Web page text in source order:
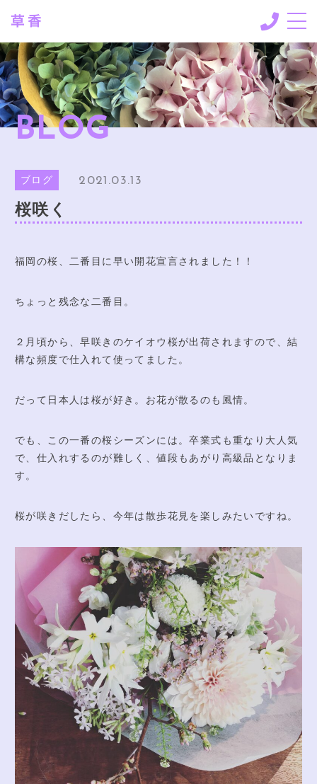
CONCEPT
コンセプト
ORDER INFO
ご注文に際して
お問い合わせ
注文サイト
アクセス
BLOG
ブログ 2021.03.13
桜咲く
福岡の桜、二番目に早い開花宣言されました！！
ちょっと残念な二番目。
２月頃から、早咲きのケイオウ桜が出荷されますので、結
構な頻度で仕入れて使ってました。
だって日本人は桜が好き。お花が散るのも風情。
でも、この一番の桜シーズンには。卒業式も重なり大人気
で、仕入れするのが難しく、値段もあがり高級品となりま
す。
桜が咲きだしたら、今年は散歩花見を楽しみたいですね。